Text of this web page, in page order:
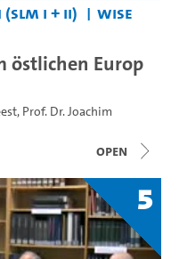
I + II)
WiSe
östlichen Europ
, Prof. Dr. Joachim
open
5